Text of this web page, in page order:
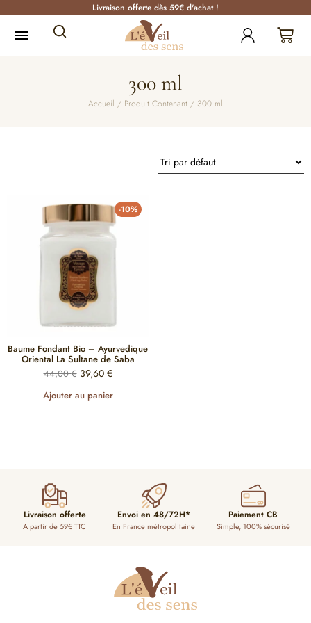
Livraison offerte dès 59€ d'achat !
300 ml
Accueil / Produit Contenant / 300 ml
-10%
Baume Fondant Bio – Ayurvedique
Oriental La Sultane de Saba
44,00€ 39,60 €
Ajouter au panier
Livraison offerte
A partir de 59€ TTC
Envoi en 48/72H*
En France métropolitaine
Paiement CB
Simple, 100% sécurisé